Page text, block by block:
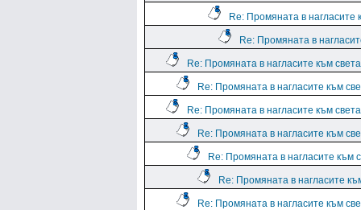
Re: Промяната в нагласите
Re: Промяната в
Re: Промяната в нагласите към
Re: Промяната в нагласите към
Re: Промяната в нагласите към
Re: Промяната в нагласите към
Re: Промяната в нагласите към
Re: Промяната в нагласите
Re: Промяната в нагласите към